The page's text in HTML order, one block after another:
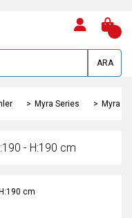
ARA
Myra Series Myra
- H:190 cm